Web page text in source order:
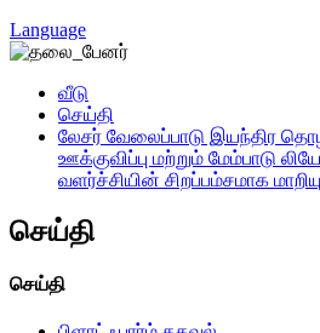
Language
வீடு
செய்தி
லேசர் வேலைப்பாடு இயந்திர
ஊக்குவிப்பு மற்றும் மேம்பாடு
வளர்ச்சியின் சிறப்பம்சமாக
செய்தி
செய்தி